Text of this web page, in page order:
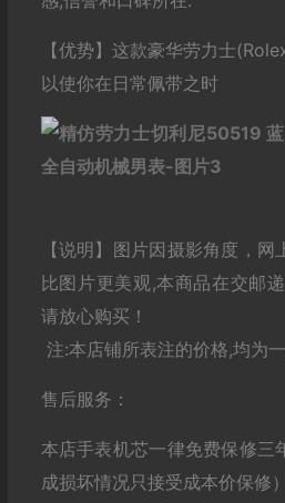
【优势】这款豪华劳力士
以使你在日常佩带之时
【说明】图片因摄影角度，
比图片更美观,本商品在交邮
请放心购买！
注:本店铺所表注的价格,均为
售后服务：
本店手表机芯一律免费保修三
成损坏情况只接受成本价保修